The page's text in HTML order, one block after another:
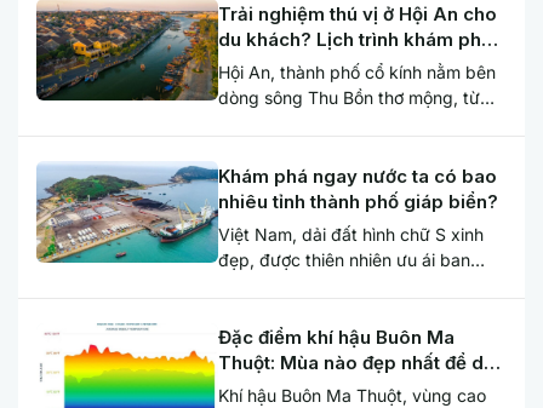
Trải nghiệm thú vị ở Hội An cho
du khách? Lịch trình khám phá
Hội An xinh đẹp
Hội An, thành phố cổ kính nằm bên
dòng sông Thu Bồn thơ mộng, từ
Khám phá ngay nước ta có bao
nhiêu tỉnh thành phố giáp biển?
Việt Nam, dải đất hình chữ S xinh
đẹp, được thiên nhiên ưu ái ban
Đặc điểm khí hậu Buôn Ma
Thuột: Mùa nào đẹp nhất để du
lịch Buôn Ma Thuột?
Khí hậu Buôn Ma Thuột, vùng cao